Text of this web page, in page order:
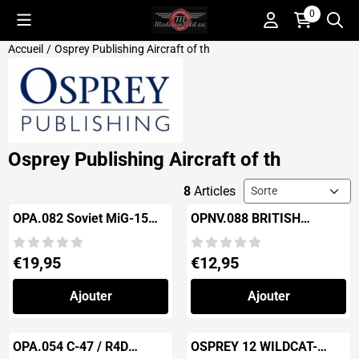
Préférences de cookies disponibles. Choisissez les paramètres
0
Accueil / Osprey Publishing Aircraft of th
Osprey Publishing Aircraft of th
8 Articles Méthode de tri
OPA.082 Soviet MiG-15
Aces of the Korean War
Prix: 19,95
€19,95
Ajouter
OPNV.088 BRITISH
BATTLECRUISERS 1939-
1945
Prix: 12,95
€12,95
Ajouter
OPA.054 C-47 / R4D
OSPREY 12 WILDCAT-